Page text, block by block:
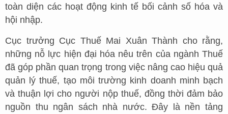
toàn diện các hoạt động kinh tế bối cảnh số hóa và
hội nhập.
Cục trưởng Cục Thuế Mai Xuân Thành cho rằng,
những nỗ lực hiện đại hóa nêu trên của ngành Thuế
đã góp phần quan trọng trong việc nâng cao hiệu quả
quản lý thuế, tạo môi trường kinh doanh minh bạch
và thuận lợi cho người nộp thuế, đồng thời đảm bảo
nguồn thu ngân sách nhà nước. Đây là nền tảng